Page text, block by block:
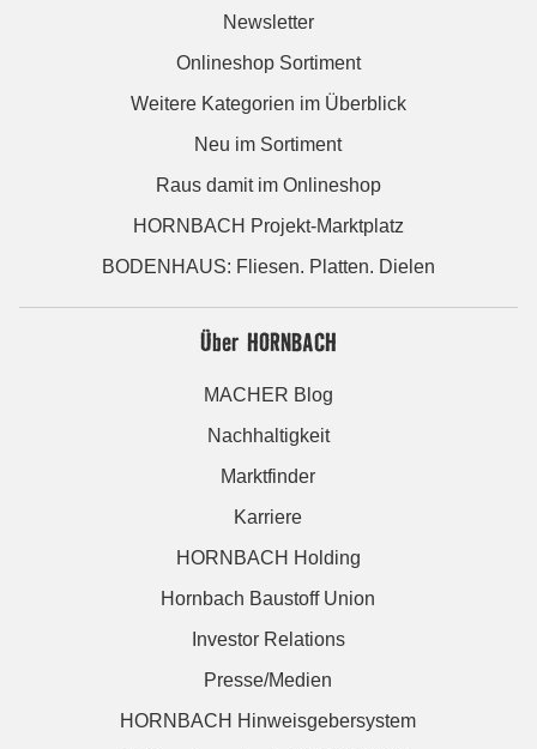
Newsletter
Onlineshop Sortiment
Weitere Kategorien im Überblick
Neu im Sortiment
Raus damit im Onlineshop
HORNBACH Projekt-Marktplatz
BODENHAUS: Fliesen. Platten. Dielen
Über HORNBACH
MACHER Blog
Nachhaltigkeit
Marktfinder
Karriere
HORNBACH Holding
Hornbach Baustoff Union
Investor Relations
Presse/Medien
HORNBACH Hinweisgebersystem